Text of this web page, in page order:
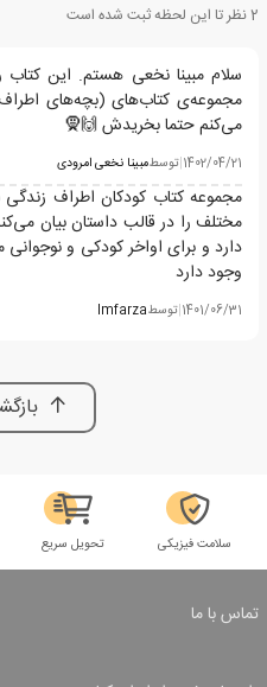
2نظر تا این لحظه ثبت شده است
سلام مبینا نخعی هستم. این کتاب
مجموعه‌ی کتاب‌های (بچه‌های
می‌کنم حتما بخریدش 🙌🧕
1402/04/21
|توسطمبینا نخعی امرودی
مجموعه کتاب کودکان اطراف
مختلف را در قالب داستان بیان
وجود دارد
1401/06/31
|توسطImfarza
سلامت فیزیکی تحویل سریع
تماس با ما